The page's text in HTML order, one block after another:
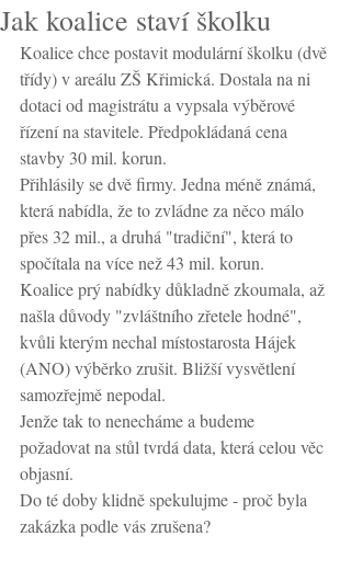
Jak koalice staví školku
Koalice chce postavit modulární školku (dvě
třídy) v areálu ZŠ Křimická. Dostala na ni
dotaci od magistrátu a vypsala výběrové
řízení na stavitele. Předpokládaná cena
stavby 30 mil. korun.
Přihlásily se dvě firmy. Jedna méně známá,
která nabídla, že to zvládne za něco málo
přes 32 mil., a druhá "tradiční", která to
spočítala na více než 43 mil. korun.
Koalice prý nabídky důkladně zkoumala, až
našla důvody "zvláštního zřetele hodné",
kvůli kterým nechal místostarosta Hájek
(ANO) výběrko zrušit. Bližší vysvětlení
samozřejmě nepodal.
Jenže tak to nenecháme a budeme
požadovat na stůl tvrdá data, která celou věc
objasní.
Do té doby klidně spekulujme - proč byla
zakázka podle vás zrušena?